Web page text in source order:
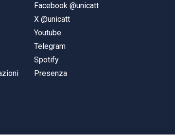
Facebook @unicatt
X @unicatt
Youtube
Telegram
Spotify
Presenza